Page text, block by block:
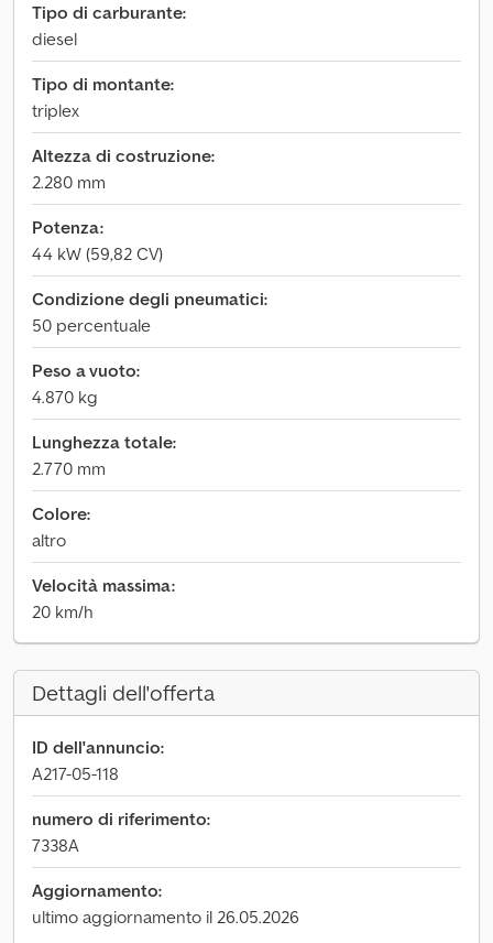
Tipo di carburante:
diesel
Tipo di montante:
triplex
Altezza di costruzione:
2.280 mm
Potenza:
44 kW (59,82 CV)
Condizione degli pneumatici:
50 percentuale
Peso a vuoto:
4.870 kg
Lunghezza totale:
2.770 mm
Colore:
altro
Velocità massima:
20 km/h
Dettagli dell'offerta
ID dell'annuncio:
A217-05-118
numero di riferimento:
7338A
Aggiornamento:
ultimo aggiornamento il 26.05.2026